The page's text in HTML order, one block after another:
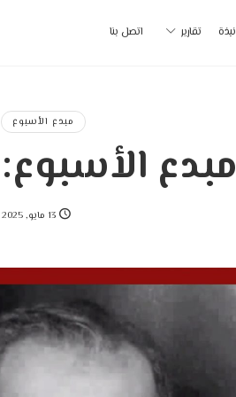
نبذة تقارير اتصل بنا
| مبدع الأسبوع
مبدع
13 مايو, 2025